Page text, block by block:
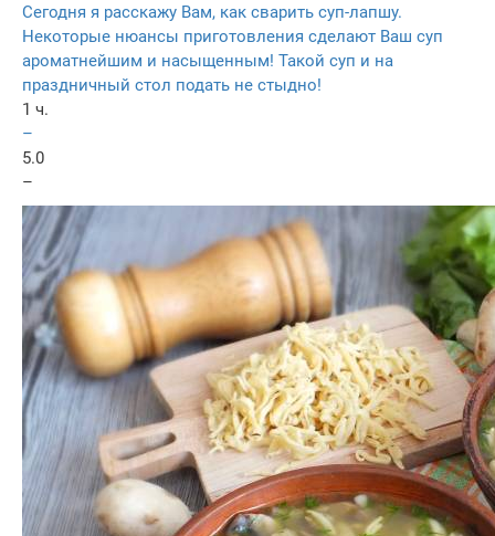
Сегодня я расскажу Вам, как сварить суп-лапшу.
Некоторые нюансы приготовления сделают Ваш суп
ароматнейшим и насыщенным! Такой суп и на
праздничный стол подать не стыдно!
1 ч.
–
5.0
–